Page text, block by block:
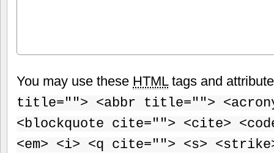
You may use these HTMLtags and
title=""> <abbr title="">
<blockquote cite=""> <cite>
<em> <i> <q cite=""> <s>